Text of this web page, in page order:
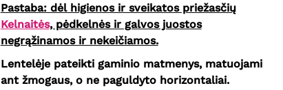
Pastaba: dėl higienos ir sveikatos priežasčių
Kelnaitės, pėdkelnės ir galvos juostos
negrąžinamos ir nekeičiamos.
Lentelėje pateikti gaminio matmenys, matuojami
ant žmogaus, o ne paguldyto horizontaliai.